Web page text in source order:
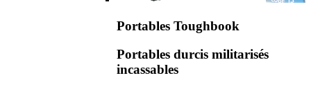
Portables Toughbook
Portables durcis militarisés
incassables